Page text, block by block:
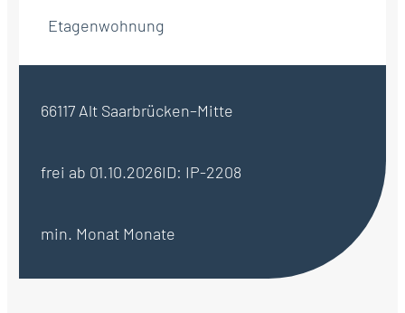
Etagenwohnung
66117 Alt Saarbrücken–Mitte
frei ab 01.10.2026ID: IP-2208
min. Monat Monate